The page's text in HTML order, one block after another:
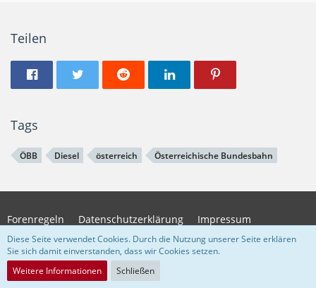
Teilen
Tags
ÖBB Diesel österreich Österreichische Bundesbahn
Forenregeln Datenschutzerklärung Impressum
Community-Software:
Diese Seite verwendet Cookies. Durch die Nutzung unserer Seite erklären
Sie sich damit einverstanden, dass wir Cookies setzen.
Weitere Informationen
Schließen